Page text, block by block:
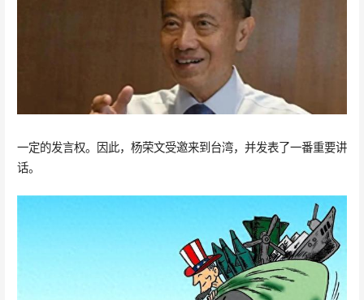
一定的发言权。因此，杨荣文受邀来到台湾，并发表了一番重要讲
话。